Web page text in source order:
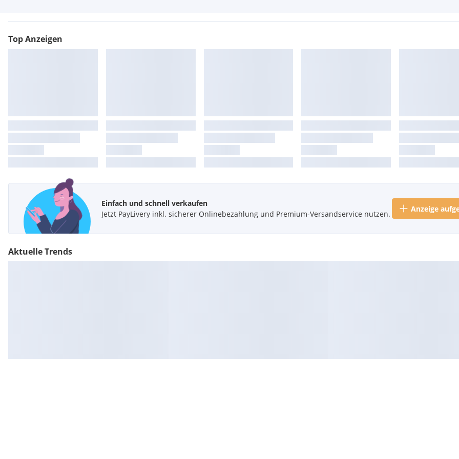
Top Anzeigen
Einfach und schnell verkaufen
Jetzt PayLivery inkl. sicherer Onlinebezahlung und Premium-Versandservice nutzen.
Anzeige
Aktuelle Trends